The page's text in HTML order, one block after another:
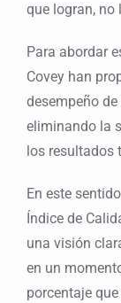
que logran, no
Para abordar
Covey han
desempeño
eliminando la
los resultados
En este
Índice de
una visión
en un
porcentaje